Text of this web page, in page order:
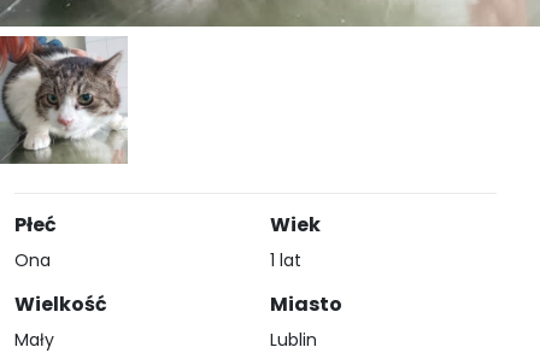
Płeć
Ona
Wielkość
Mały
Wiek
1 lat
Miasto
Lublin